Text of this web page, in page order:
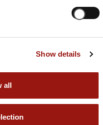
Show details
all